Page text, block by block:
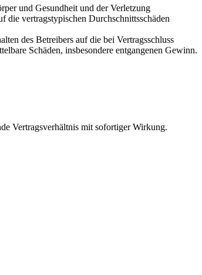
und Gesundheit und der Verletzung
die vertragstypischen Durchschnittsschäden
des Betreibers auf die bei Vertragsschluss
Schäden, insbesondere entgangenen Gewinn.
Vertragsverhältnis mit sofortiger Wirkung.